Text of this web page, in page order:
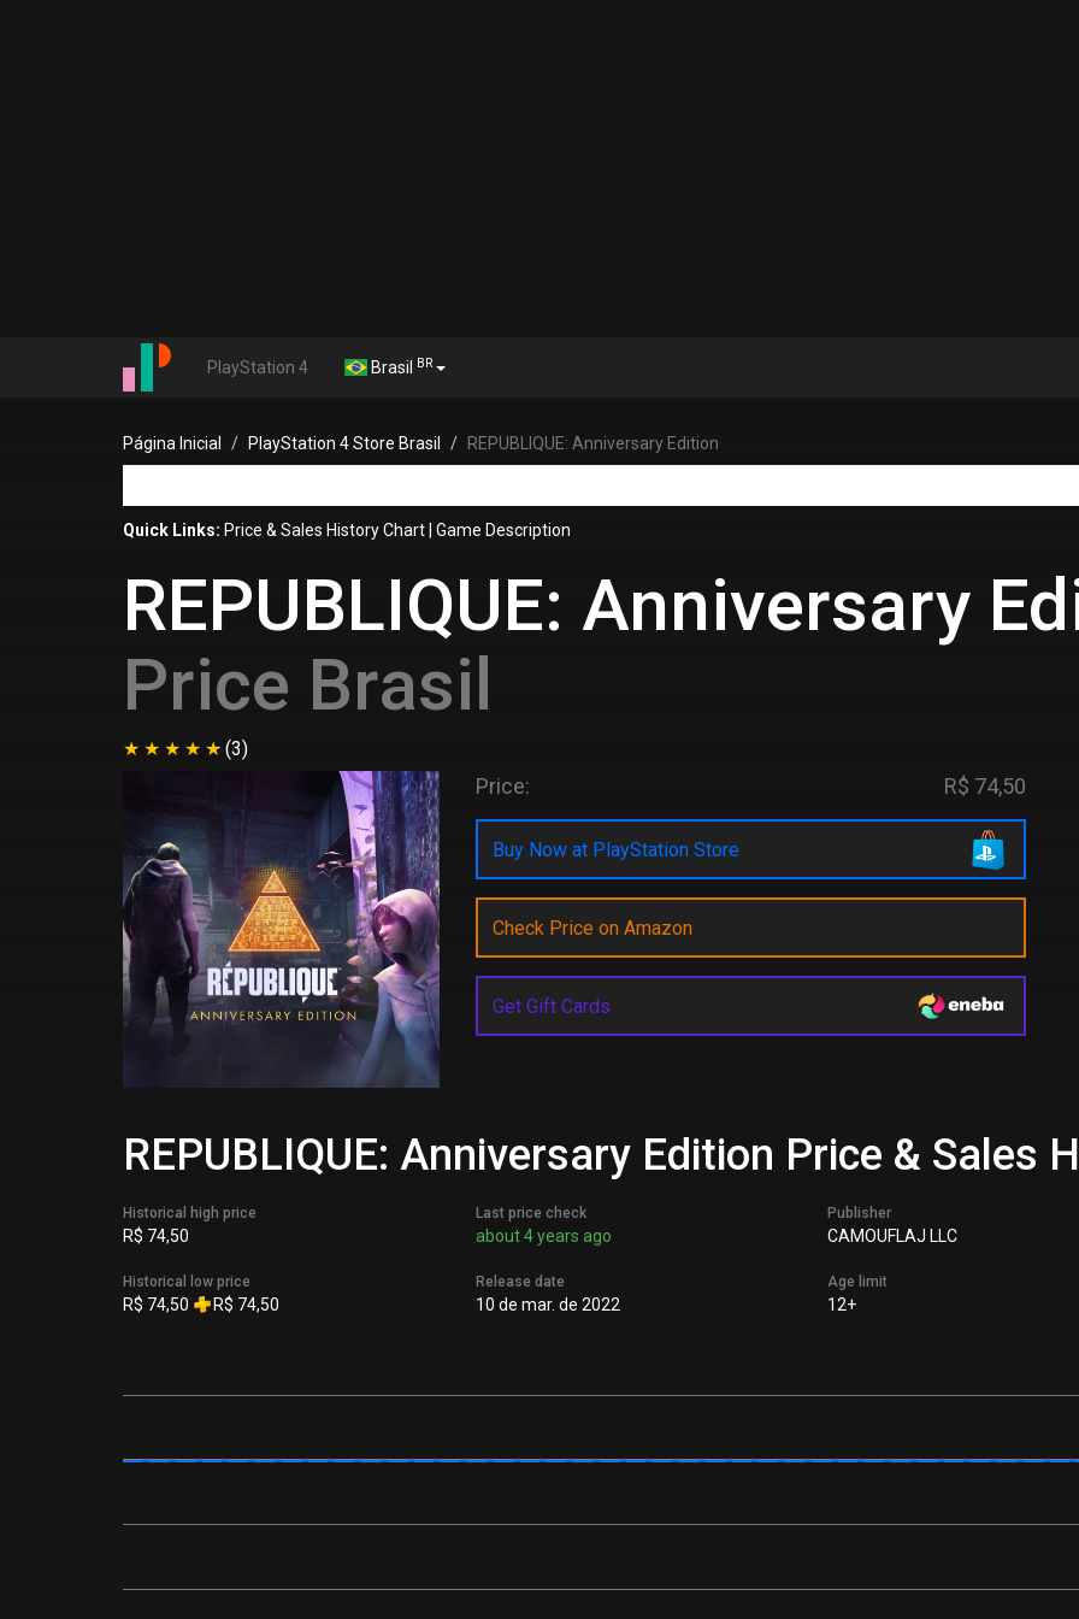
PlayStation 4 Brasil BR
Página Inicial PlayStation 4 Store Brasil REPUBLIQUE: Anniversary Edition
Quick Links: Price & Sales History Chart Game Description
REPUBLIQUE: Anniversary
Price Brasil
(3)
Price: R$ 74,50
Buy Now at PlayStation Store
Check Price on Amazon
Get Gift Cards
REPUBLIQUE: Anniversary Edition Price & Sales
Historical high price
R$ 74,50
Historical low price
R$ 74,50 R$ 74,50
Last price check
about 4 years ago
Release date
10 de mar. de 2022
Publisher
CAMOUFLAJ LLC
Age limit
12+